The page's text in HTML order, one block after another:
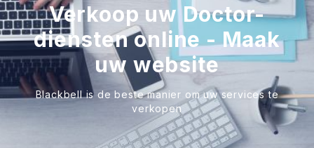
Verkoop uw Doctor-
diensten online - Maak
uw website
Blackbell is de beste manier om uw services te
verkopen